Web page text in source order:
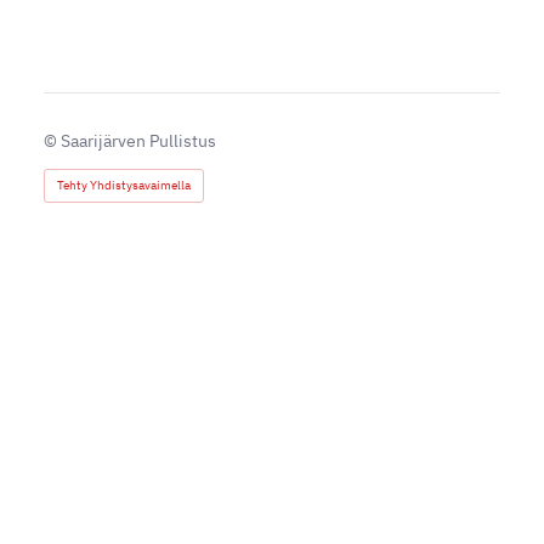
© Saarijärven Pullistus
Tehty Yhdistysavaimella